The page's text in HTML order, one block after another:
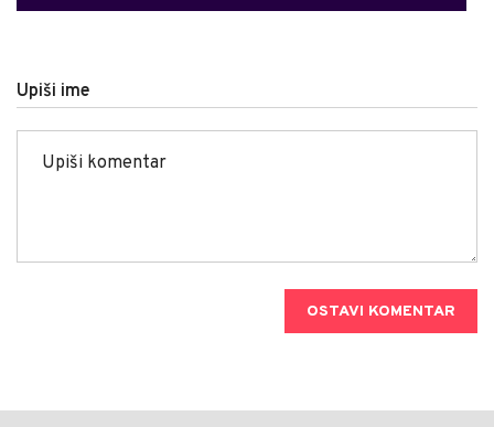
Upiši ime
OSTAVI KOMENTAR